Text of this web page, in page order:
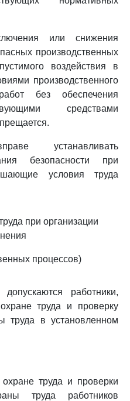
или снижения
производственных
воздействия в
производственного
без обеспечения
средствами
устанавливать
безопасности при
условия труда
при организации
процессов)
работники,
труда и проверку
труда в установленном
труда и проверки
труда работников